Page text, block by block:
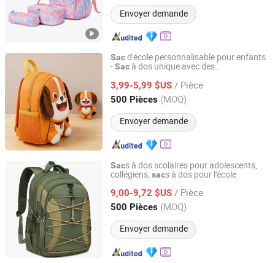
Envoyer demande
Sacd'école personnalisable pour enfants
-Sac à dos unique avec des
3,99-5,99 $US / Pièce
500 Pièces (MOQ)
Envoyer demande
Fujian Hongtuo Luggage Co., Ltd.
Fujian, China Depuis 2026
Sacs à dos scolaires pour adolescents,
collégiens, sacs à dos pour l'école
9,00-9,72 $US / Pièce
500 Pièces (MOQ)
Envoyer demande
Xiamen Wellgold Industry Co., Ltd.
Fujian, China Depuis 2025